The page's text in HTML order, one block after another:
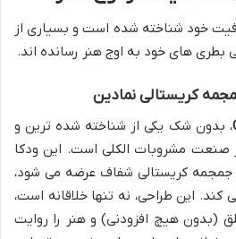
خود شناخته شده است و بسیاری از
بطری های خود به اوج هنر رسانده اند.
، بدون شک یکی از شناخته شده ترین و
صنعت مشروبات الکلی است. این ودکا
کریستالی شفاف عرضه می شود،
این طراحی، نه تنها خلاقانه است،
(بدون هیچ افزودنی) و هنر را روایت